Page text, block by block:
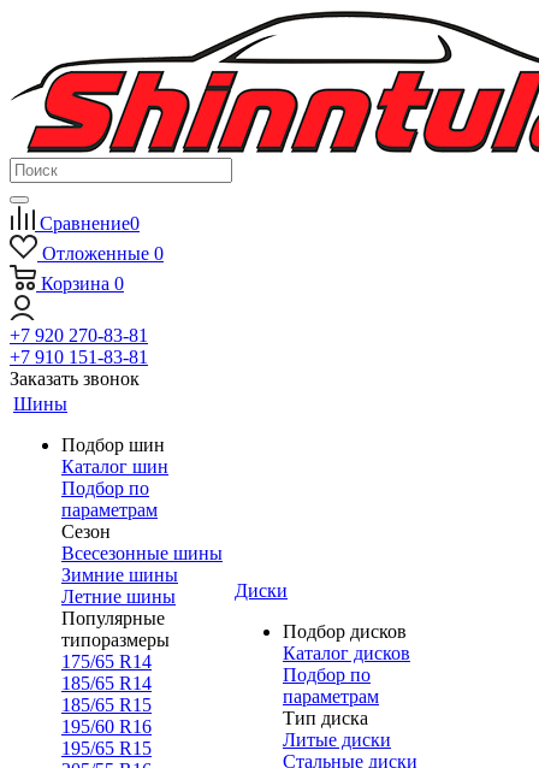
Сравнение0
Отложенные 0
Корзина 0
+7 920 270-83-81
+7 910 151-83-81
Заказать звонок
Шины
Подбор шин
Каталог шин
Подбор по
параметрам
Сезон
Всесезонные шины
Зимние шины
Летние шины
Популярные
типоразмеры
175/65 R14
185/65 R14
185/65 R15
195/60 R16
195/65 R15
Диски
Подбор дисков
Каталог дисков
Подбор по
параметрам
Тип диска
Литые диски
Стальные диски